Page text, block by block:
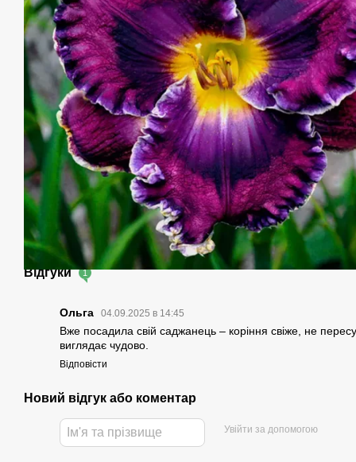
Відгуки 1
Ольга 04.09.2025 в 14:45
Вже посадила свій саджанець – коріння свіже, не
виглядає чудово.
Відповісти
Новий відгук або коментар
Увійти за допомогою